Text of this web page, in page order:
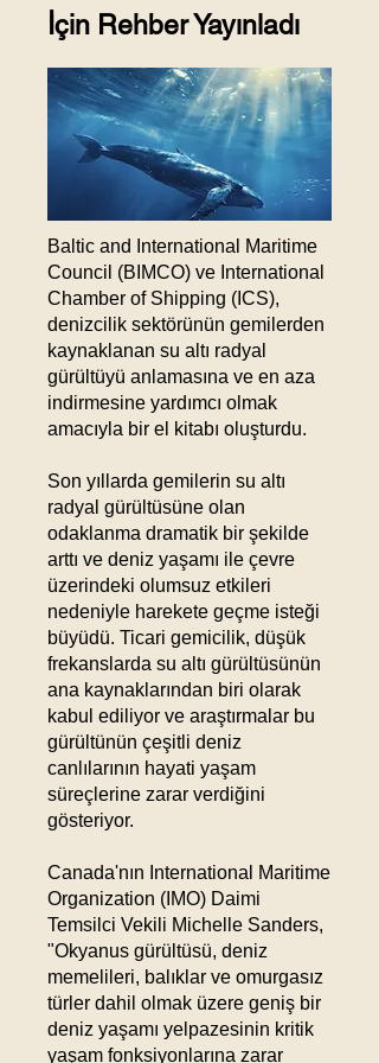
İçin Rehber Yayınladı
Baltic and International Maritime
Council (BIMCO) ve International
Chamber of Shipping (ICS),
denizcilik sektörünün gemilerden
kaynaklanan su altı radyal
gürültüyü anlamasına ve en aza
indirmesine yardımcı olmak
amacıyla bir el kitabı oluşturdu.
Son yıllarda gemilerin su altı
radyal gürültüsüne olan
odaklanma dramatik bir şekilde
arttı ve deniz yaşamı ile çevre
üzerindeki olumsuz etkileri
nedeniyle harekete geçme isteği
büyüdü. Ticari gemicilik, düşük
frekanslarda su altı gürültüsünün
ana kaynaklarından biri olarak
kabul ediliyor ve araştırmalar bu
gürültünün çeşitli deniz
canlılarının hayati yaşam
süreçlerine zarar verdiğini
gösteriyor.
Canada'nın International Maritime
Organization (IMO) Daimi
Temsilci Vekili Michelle Sanders,
"Okyanus gürültüsü, deniz
memelileri, balıklar ve omurgasız
türler dahil olmak üzere geniş bir
deniz yaşamı yelpazesinin kritik
yaşam fonksiyonlarına zarar